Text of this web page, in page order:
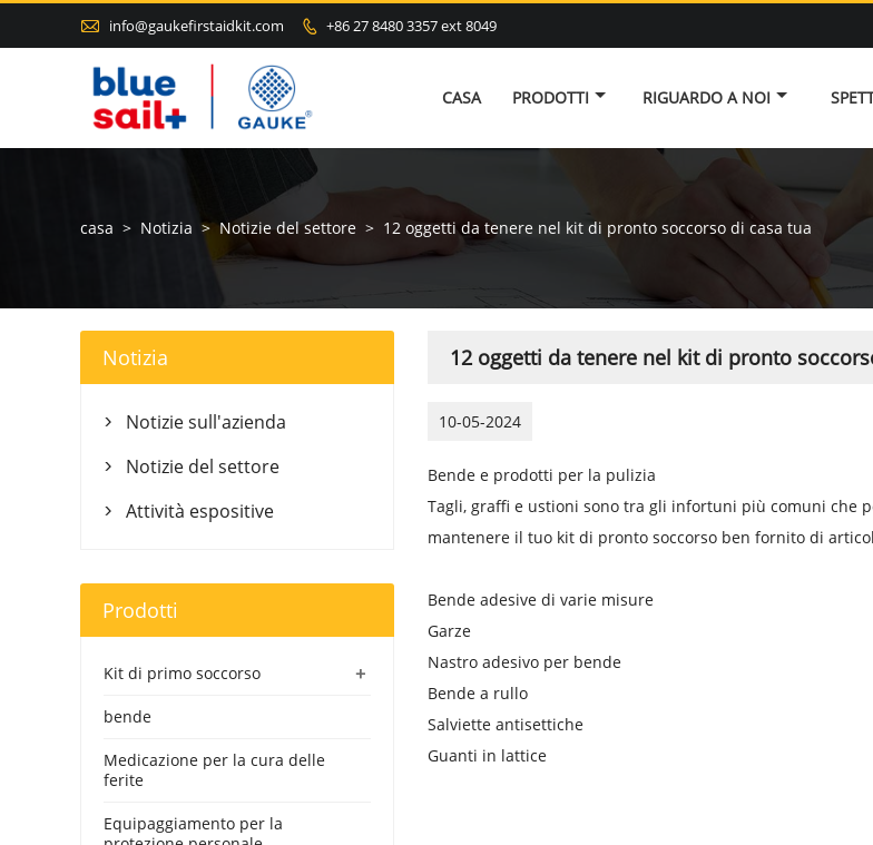
 info@gaukefirstaidkit.com  +86 27 8480 3357 ext 8049
CASA PRODOTTI RIGUARDO A NOI
casa > Notizia > Notizie del settore > 12 oggetti da tenere nel kit di pronto soccorso di casa tua
12 oggetti da tenere nel kit di pronto
10-05-2024
Bende e prodotti per la pulizia
Tagli, graffi e ustioni sono tra gli infortuni più comuni che
mantenere il tuo kit di pronto soccorso ben fornito di
Bende adesive di varie misure
Garze
Nastro adesivo per bende
Bende a rullo
Salviette antisettiche
Guanti in lattice
Notizia
 Notizie sull'azienda
 Notizie del settore
 Attività espositive
Prodotti
+
Kit di primo soccorso
bende
Medicazione per la cura delle
ferite
Equipaggiamento per la